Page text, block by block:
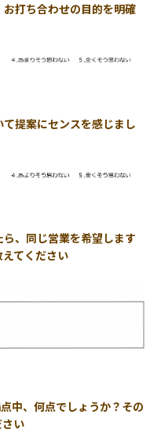
打ち合わせの目的を明確
提案にセンスを感じまし
、同じ営業を希望します
てください
中、何点でしょうか？その
い